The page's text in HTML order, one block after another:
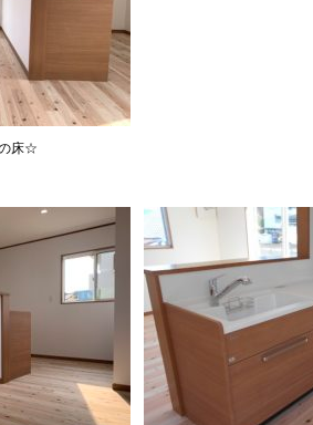
床☆